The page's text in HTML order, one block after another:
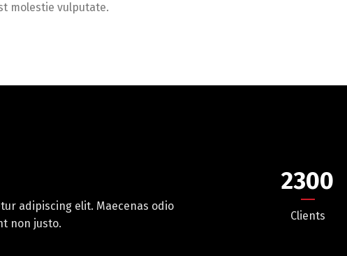
molestie vulputate.
adipiscing elit. Maecenas odio
non justo.
2300
Clients